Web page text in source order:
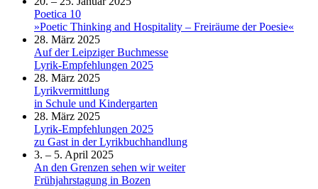
Poetica 10
»Poetic Thinking and Hospitality – Freiräume der Poesie«
28. März 2025
Auf der Leipziger Buchmesse
Lyrik-Empfehlungen 2025
28. März 2025
Lyrikvermittlung
in Schule und Kindergarten
28. März 2025
Lyrik-Empfehlungen 2025
zu Gast in der Lyrikbuchhandlung
3. – 5. April 2025
An den Grenzen sehen wir weiter
Frühjahrstagung in Bozen